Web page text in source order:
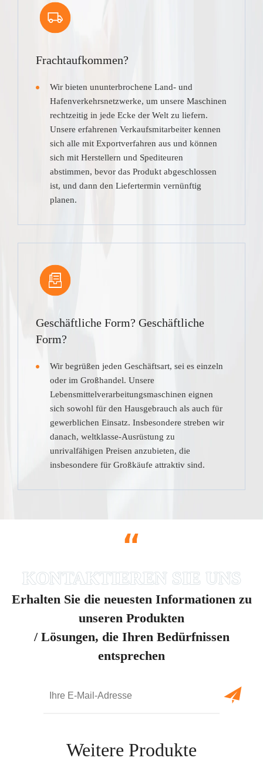
Frachtaufkommen?
Wir bieten ununterbrochene Land- und
Hafenverkehrsnetzwerke, um unsere Maschinen
rechtzeitig in jede Ecke der Welt zu liefern.
Unsere erfahrenen Verkaufsmitarbeiter kennen
sich alle mit Exportverfahren aus und können
sich mit Herstellern und Spediteuren
abstimmen, bevor das Produkt abgeschlossen
ist, und dann den Liefertermin vernünftig
planen.
Geschäftliche Form? Geschäftliche
Form?
Wir begrüßen jeden Geschäftsart, sei es einzeln
oder im Großhandel. Unsere
Lebensmittelverarbeitungsmaschinen eignen
sich sowohl für den Hausgebrauch als auch für
gewerblichen Einsatz. Insbesondere streben wir
danach, weltklasse-Ausrüstung zu
unrivalfähigen Preisen anzubieten, die
insbesondere für Großkäufe attraktiv sind.
“
Erhalten Sie die neuesten Informationen zu
unseren Produkten
/ Lösungen, die Ihren Bedürfnissen
entsprechen
Weitere Produkte